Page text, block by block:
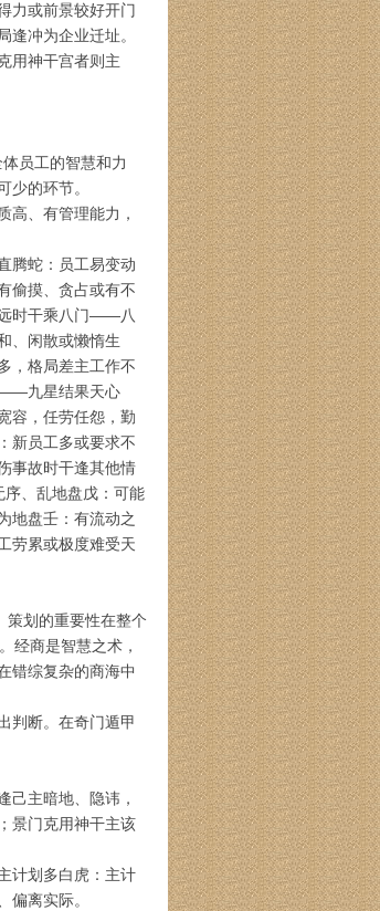
力或前景较好开门
冲为企业迁址。
用神干宫者则主
员工的智慧和力
的环节。
高、有管理能力，
腾蛇：员工易变动
偷摸、贪占或有不
远时干乘八门——八
、闲散或懒惰生
，格局差主工作不
——九星结果天心
容，任劳任怨，勤
新员工多或要求不
事故时干逢其他情
、乱地盘戊：可能
地盘壬：有流动之
劳累或极度难受天
策划的重要性在整个
经商是智慧之术，
错综复杂的商海中
判断。在奇门遁甲
己主暗地、隐讳，
景门克用神干主该
计划多白虎：主计
离实际。